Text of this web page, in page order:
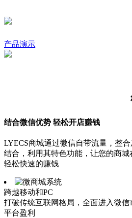
产品演示
结合微信优势 轻松开店赚钱
LYECS商城通过微信自带流量，整
结合，利用其特色功能，让您的商
轻松快速的赚钱
跨越移动和PC
打破传统互联网格局，全面进入微
平台盈利